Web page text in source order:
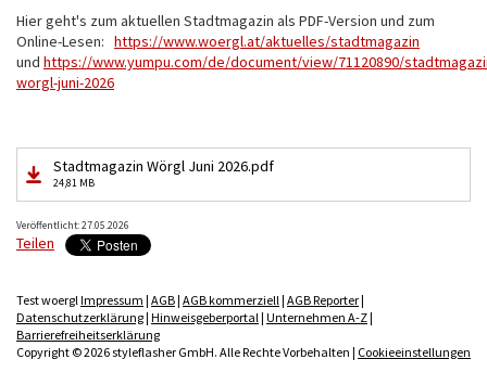
Hier geht's zum aktuellen Stadtmagazin als PDF-Version und zum
Online-Lesen: https://www.woergl.at/aktuelles/stadtmagazin
und https://www.yumpu.com/de/document/view/71120890/
worgl-juni-2026
Stadtmagazin Wörgl Juni 2026.pdf
24,81 MB
Veröffentlicht: 27.05.2026
Teilen
Test woergl Impressum | AGB| AGB kommerziell | AGB Reporter|
Datenschutzerklärung| Hinweisgeberportal | Unternehmen A-Z|
Barrierefreiheitserklärung
Copyright © 2026 styleflasher GmbH. Alle Rechte Vorbehalten | Cookieeinstellungen